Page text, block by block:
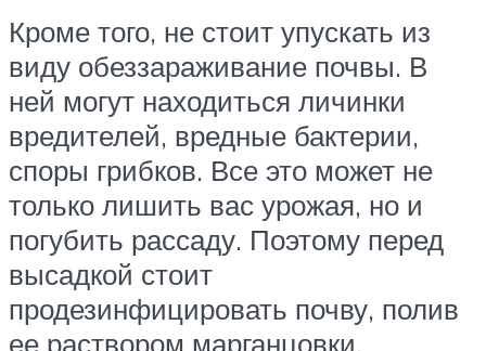
Кроме того, не стоит упускать из
виду обеззараживание почвы. В
ней могут находиться личинки
вредителей, вредные бактерии,
споры грибков. Все это может не
только лишить вас урожая, но и
погубить рассаду. Поэтому перед
высадкой стоит
продезинфицировать почву, полив
ее раствором марганцовки.